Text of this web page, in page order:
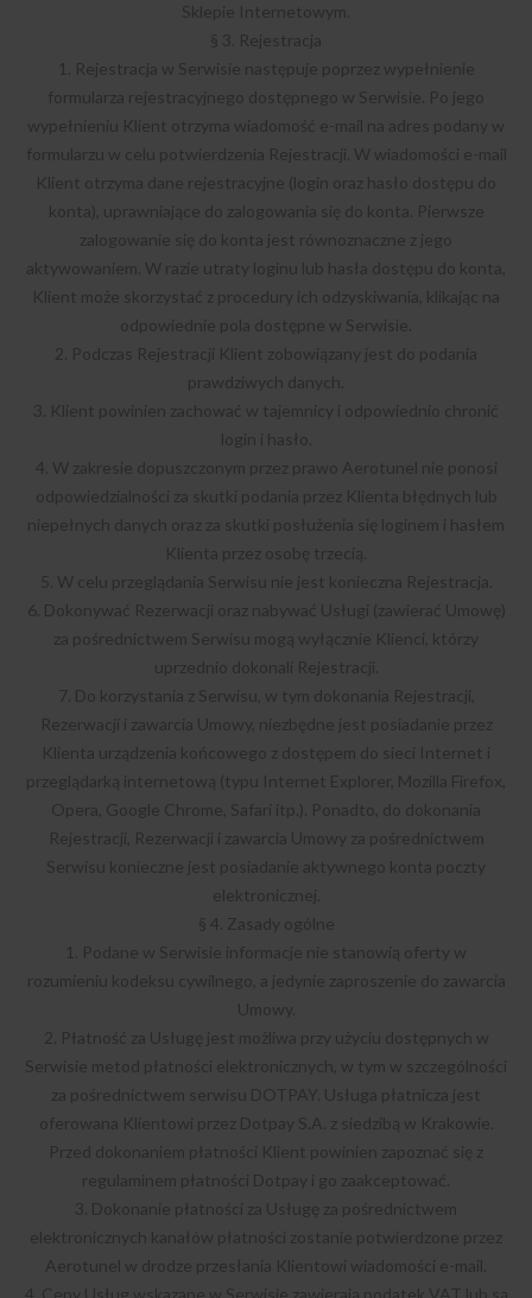
Sklepie Internetowym.
§ 3. Rejestracja
1. Rejestracja w Serwisie następuje poprzez wypełnienie
formularza rejestracyjnego dostępnego w Serwisie. Po jego
wypełnieniu Klient otrzyma wiadomość e-mail na adres podany w
formularzu w celu potwierdzenia Rejestracji. W wiadomości e-mail
Klient otrzyma dane rejestracyjne (login oraz hasło dostępu do
konta), uprawniające do zalogowania się do konta. Pierwsze
zalogowanie się do konta jest równoznaczne z jego
aktywowaniem. W razie utraty loginu lub hasła dostępu do konta,
Klient może skorzystać z procedury ich odzyskiwania, klikając na
odpowiednie pola dostępne w Serwisie.
2. Podczas Rejestracji Klient zobowiązany jest do podania
prawdziwych danych.
3. Klient powinien zachować w tajemnicy i odpowiednio chronić
login i hasło.
4. W zakresie dopuszczonym przez prawo Aerotunel nie ponosi
odpowiedzialności za skutki podania przez Klienta błędnych lub
niepełnych danych oraz za skutki posłużenia się loginem i hasłem
Klienta przez osobę trzecią.
5. W celu przeglądania Serwisu nie jest konieczna Rejestracja.
6. Dokonywać Rezerwacji oraz nabywać Usługi (zawierać Umowę)
za pośrednictwem Serwisu mogą wyłącznie Klienci, którzy
uprzednio dokonali Rejestracji.
7. Do korzystania z Serwisu, w tym dokonania Rejestracji,
Rezerwacji i zawarcia Umowy, niezbędne jest posiadanie przez
Klienta urządzenia końcowego z dostępem do sieci Internet i
przeglądarką internetową (typu Internet Explorer, Mozilla Firefox,
Opera, Google Chrome, Safari itp.). Ponadto, do dokonania
Rejestracji, Rezerwacji i zawarcia Umowy za pośrednictwem
Serwisu konieczne jest posiadanie aktywnego konta poczty
elektronicznej.
§ 4. Zasady ogólne
1. Podane w Serwisie informacje nie stanowią oferty w
rozumieniu kodeksu cywilnego, a jedynie zaproszenie do zawarcia
Umowy.
2. Płatność za Usługę jest możliwa przy użyciu dostępnych w
Serwisie metod płatności elektronicznych, w tym w szczególności
za pośrednictwem serwisu DOTPAY. Usługa płatnicza jest
oferowana Klientowi przez Dotpay S.A. z siedzibą w Krakowie.
Przed dokonaniem płatności Klient powinien zapoznać się z
regulaminem płatności Dotpay i go zaakceptować.
3. Dokonanie płatności za Usługę za pośrednictwem
elektronicznych kanałów płatności zostanie potwierdzone przez
Aerotunel w drodze przesłania Klientowi wiadomości e-mail.
4. Ceny Usług wskazane w Serwisie zawierają podatek VAT lub są